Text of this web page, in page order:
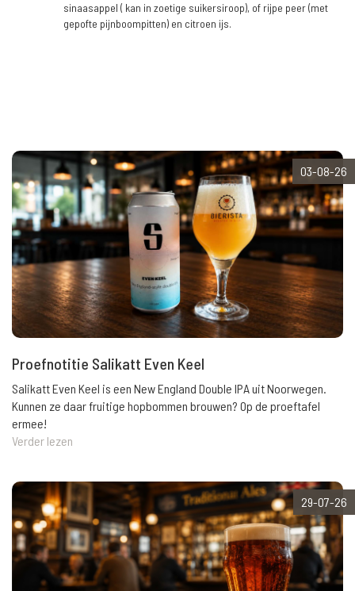
sinaasappel ( kan in zoetige suikersiroop), of rijpe peer (met
gepofte pijnboompitten) en citroen ijs.
03-08-26
Proefnotitie Salikatt Even Keel
Salikatt Even Keel is een New England Double IPA uit Noorwegen.
Kunnen ze daar fruitige hopbommen brouwen? Op de proeftafel
ermee!
Verder lezen
29-07-26